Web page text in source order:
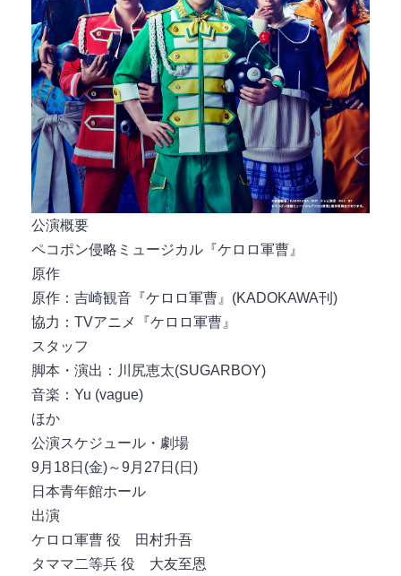
公演概要
ペコポン侵略ミュージカル『ケロロ軍曹』
原作
原作：吉崎観音『ケロロ軍曹』(KADOKAWA刊)
協力：TVアニメ『ケロロ軍曹』
スタッフ
脚本・演出：川尻恵太(SUGARBOY)
音楽：Yu (vague)
ほか
公演スケジュール・劇場
9月18日(金)～9月27日(日)
日本青年館ホール
出演
ケロロ軍曹 役 田村升吾
タママ二等兵 役 大友至恩